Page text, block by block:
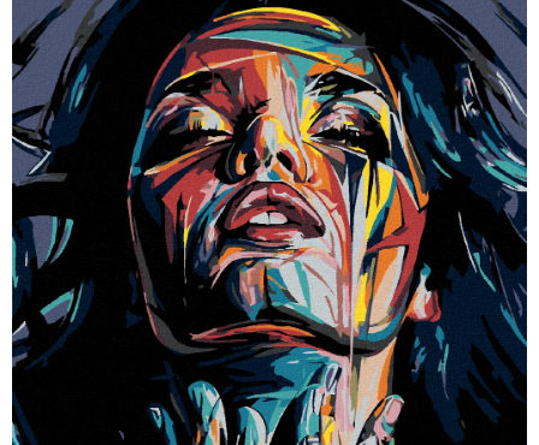
hvězdiček.